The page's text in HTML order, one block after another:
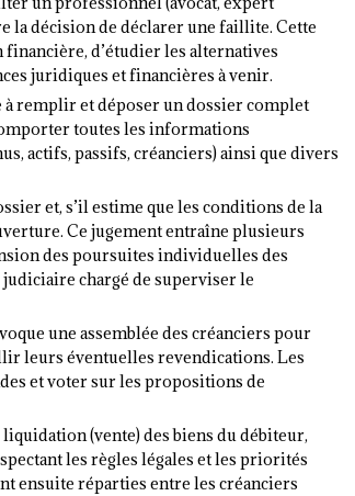
la décision de déclarer une faillite. Cette
d’étudier les alternatives
juridiques et financières à venir.
à remplir et déposer un dossier complet
toutes les informations
actifs, passifs, créanciers) ainsi que divers
et, s’il estime que les conditions de la
Ce jugement entraîne plusieurs
des poursuites individuelles des
chargé de superviser le
une assemblée des créanciers pour
leurs éventuelles revendications. Les
et voter sur les propositions de
(vente) des biens du débiteur,
les règles légales et les priorités
ensuite réparties entre les créanciers